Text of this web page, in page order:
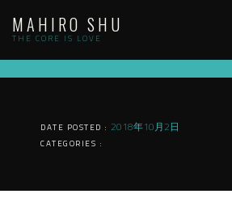
content
MAHIRO SHU
THE CORE IS LOVE
DATE POSTED : 2018年10月2日
CATEGORIES :